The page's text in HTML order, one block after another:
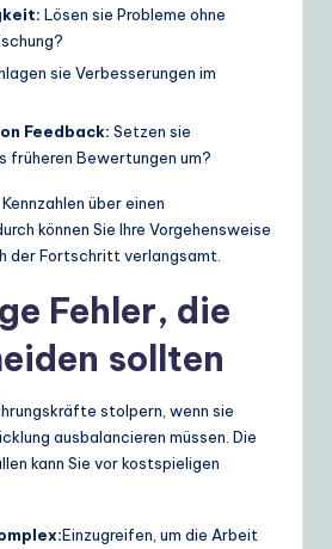
Lösen sie Probleme ohne
sie Verbesserungen im
Feedback: Setzen sie
früheren Bewertungen um?
über einen
können Sie Ihre Vorgehensweise
der Fortschritt verlangsamt.
Fehler, die
sollten
stolpern, wenn sie
ausbalancieren müssen. Die
kann Sie vor kostspieligen
Einzugreifen, um die Arbeit